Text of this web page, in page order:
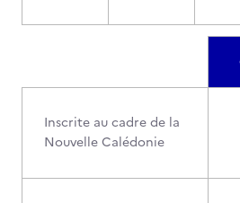
Inscrite au cadre de la
Nouvelle Calédonie